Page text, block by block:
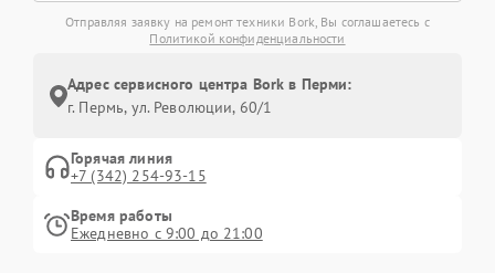
Отправляя заявку на ремонт техники Bork, Вы соглашаетесь с
Политикой конфиденциальности
Адрес сервисного центра Bork в Перми:
г. Пермь, ул. ​Революции, 60/1
Горячая линия
+7 (342) 254-93-15
Время работы
Ежедневно с 9:00 до 21:00